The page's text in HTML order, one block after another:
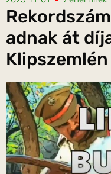
adnak át
Klipszemlén